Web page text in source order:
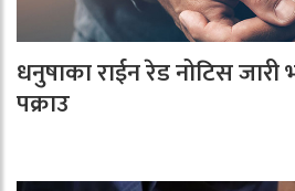
धनुषाका राईन रेड नोटिस
पक्राउ